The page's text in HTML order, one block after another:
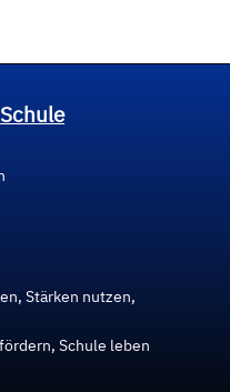
Stärken nutzen,
Schule leben